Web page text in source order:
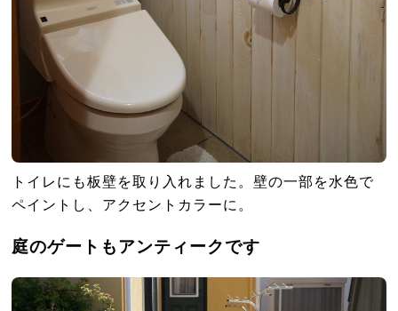
トイレにも板壁を取り入れました。壁の一部を水色で
ペイントし、アクセントカラーに。
庭のゲートもアンティークです